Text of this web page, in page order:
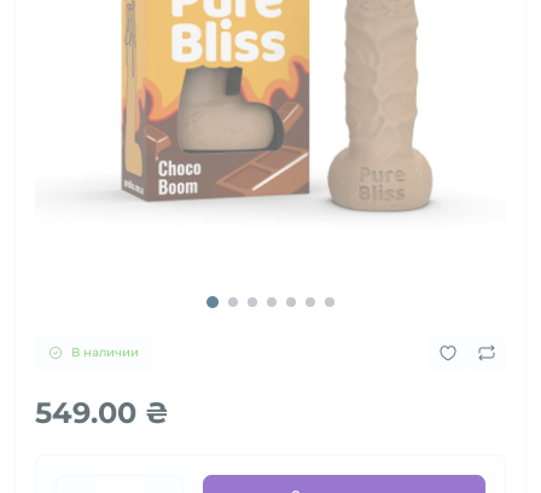
В наличии
549.00 ₴